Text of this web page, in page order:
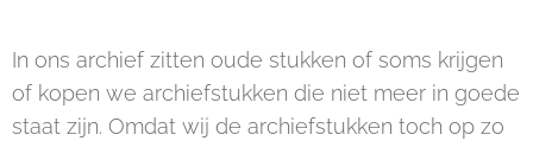
In ons archief zitten oude stukken of soms krijgen
of kopen we archiefstukken die niet meer in goede
staat zijn. Omdat wij de archiefstukken toch op zo